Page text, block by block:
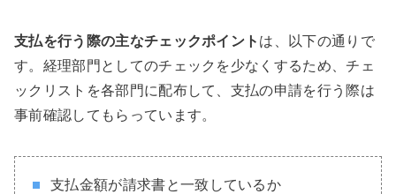
支払を行う際の主なチェックポイント は、以下の通りで
す。経理部門としてのチェックを少なくするため、チェ
ックリストを各部門に配布して、支払の申請を行う際は
事前確認してもらっています。
支払金額が請求書と一致しているか